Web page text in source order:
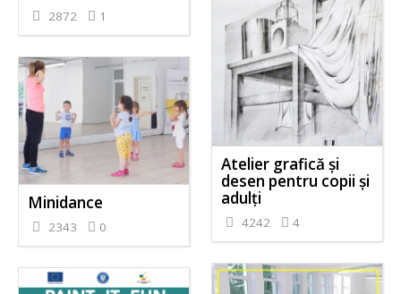
2872 1
Atelier grafică și
desen pentru copii și
adulți
4242 4
Minidance
2343 0